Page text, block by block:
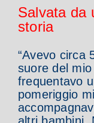
Salvata da
storia
“Avevo circa
suore del
frequentavo
pomeriggio